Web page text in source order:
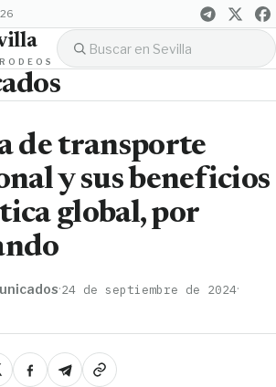
de transporte
y sus beneficios
global, por
·24 de septiembre de 2024·